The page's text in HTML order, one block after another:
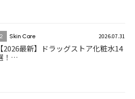
2 Skin Care 2026.07.31
【2026最新】ドラッグストア化粧水14
！…